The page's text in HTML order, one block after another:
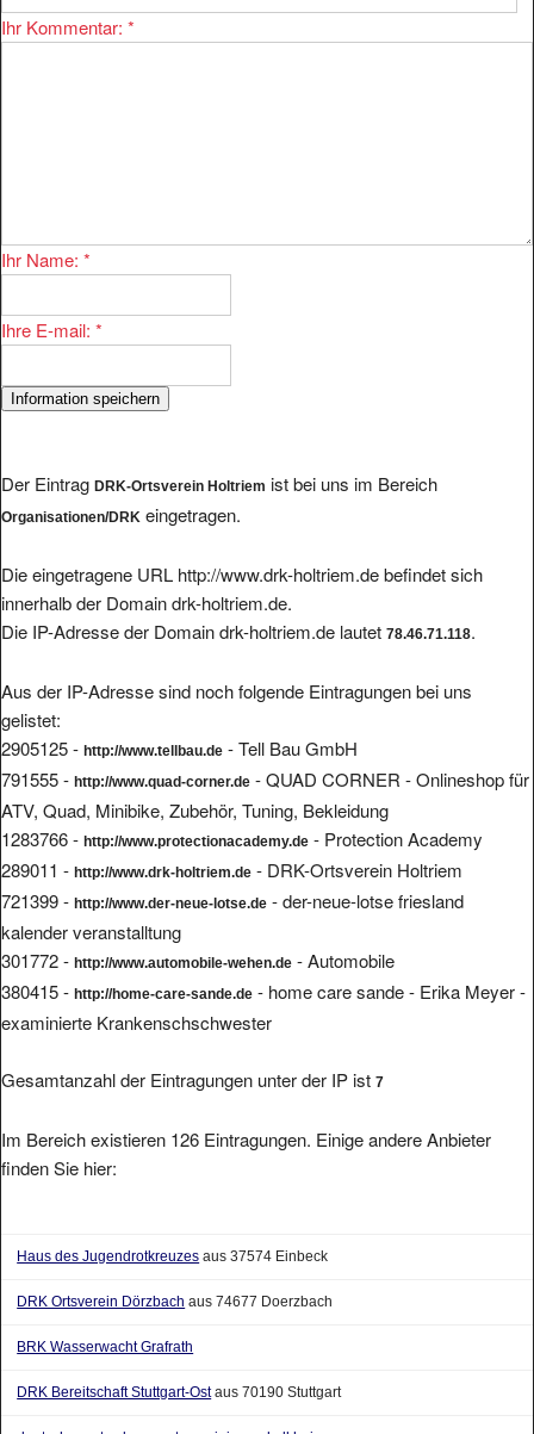
Ihr Kommentar: *
Ihr Name: *
Ihre E-mail: *
Der Eintrag DRK-Ortsverein Holtriem ist bei uns im Bereich
Organisationen/DRK eingetragen.
Die eingetragene URL http://www.drk-holtriem.de befindet sich
innerhalb der Domain drk-holtriem.de.
Die IP-Adresse der Domain drk-holtriem.de lautet 78.46.71.118.
Aus der IP-Adresse sind noch folgende Eintragungen bei uns
gelistet:
2905125 - http://www.tellbau.de - Tell Bau GmbH
791555 - http://www.quad-corner.de - QUAD CORNER - Onlineshop für
ATV, Quad, Minibike, Zubehör, Tuning, Bekleidung
1283766 - http://www.protectionacademy.de - Protection Academy
289011 - http://www.drk-holtriem.de - DRK-Ortsverein Holtriem
721399 - http://www.der-neue-lotse.de - der-neue-lotse friesland
kalender veranstalltung
301772 - http://www.automobile-wehen.de - Automobile
380415 - http://home-care-sande.de - home care sande - Erika Meyer -
examinierte Krankenschschwester
Gesamtanzahl der Eintragungen unter der IP ist 7
Im Bereich existieren 126 Eintragungen. Einige andere Anbieter
finden Sie hier:
Haus des Jugendrotkreuzes aus 37574 Einbeck
DRK Ortsverein Dörzbach aus 74677 Doerzbach
BRK Wasserwacht Grafrath
DRK Bereitschaft Stuttgart-Ostaus 70190 Stuttgart